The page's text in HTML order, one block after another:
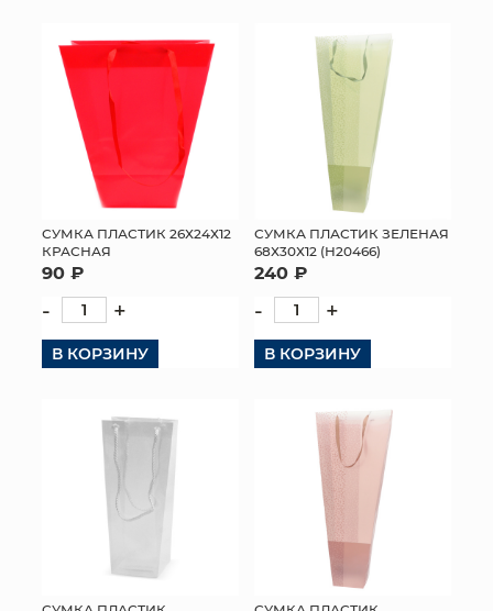
СУМКА ПЛАСТИК 26Х24Х12
КРАСНАЯ
90 ₽
- +
В КОРЗИНУ
СУМКА ПЛАСТИК ЗЕЛЕНАЯ
68Х30Х12 (H20466)
240 ₽
- +
В КОРЗИНУ